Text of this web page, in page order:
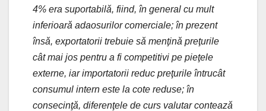
4% era suportabilǎ, fiind, în general cu mult
inferioarǎ adaosurilor comerciale; în prezent
însǎ, exportatorii trebuie sǎ menţinǎ preţurile
cât mai jos pentru a fi competitivi pe pieţele
externe, iar importatorii reduc preţurile întrucât
consumul intern este la cote reduse; în
consecinţǎ, diferenţele de curs valutar conteazǎ